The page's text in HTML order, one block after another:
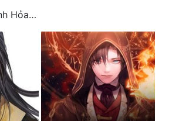
Chương 2734 Tinh Hỏa (Đại kết cục) (2)